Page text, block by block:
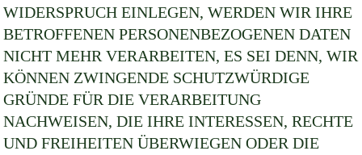
WIDERSPRUCH EINLEGEN, WERDEN WIR IHRE
BETROFFENEN PERSONENBEZOGENEN DATEN
NICHT MEHR VERARBEITEN, ES SEI DENN, WIR
KÖNNEN ZWINGENDE SCHUTZWÜRDIGE
GRÜNDE FÜR DIE VERARBEITUNG
NACHWEISEN, DIE IHRE INTERESSEN, RECHTE
UND FREIHEITEN ÜBERWIEGEN ODER DIE